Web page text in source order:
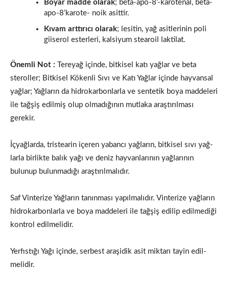
Boyar madde olarak; beta-apo-8’-karotenal, beta-
apo-8’karote- noik asittir.
Kıvam arttırıcı olarak; lesitin, yağ asitlerinin poli
giiserol ester­leri, kalsiyum stearoil laktilat.
Önemli Not : Tereyağ içinde, bitkisel katı yağlar ve beta
steroller; Bitkisel Kökenli Sıvı ve Katı Yağlar içinde hayvansal
yağlar; Yağların da hidrokarbonlarla ve sentetik boya maddeleri
ile tağ­şiş edilmiş olup olmadığının mutlaka araştırılması
gerekir.
İçyağlarda, tristearin içeren yabancı yağların, bitkisel sıvı yağ­
larla birlikte balık yağı ve deniz hayvanlarının yağlarının
bulunup bulunmadığı araştırılmalıdır.
Saf Vinterize Yağların tanınması yapılmalıdır. Vinterize yağla­rın
hidrokarbonlarla ve boya maddeleri ile tağşiş edilip edilmediği
kontrol edilmelidir.
Yerfıstığı Yağı içinde, serbest araşidik asit miktarı tayin edil­
melidir.